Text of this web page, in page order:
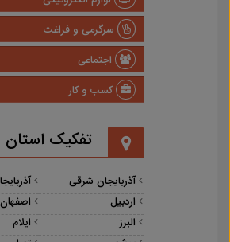
سرگرمی و فراغت
اجتماعی
کسب و کار
تفکیک استان
آذربایجان شرقی
اردبیل
اصفهان
البرز
ایلام